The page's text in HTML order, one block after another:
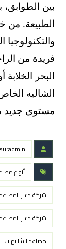
بين الطوابق،
الطبيعة. من
فريدة من
البحر
الشاليه
مستوى جديد
أنواع
شركة دسر للمصاعد
شركة دسر
مصاعد الشاليهات